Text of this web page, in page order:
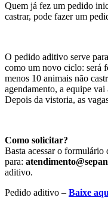
Quem já fez um pedido
castrar, pode fazer um
O pedido aditivo serve
como um novo ciclo: será
menos 10 animais não
agendamento, a equipe
Depois da vistoria, as
Como solicitar?
Basta acessar o
para:
aditivo.
Pedido aditivo – Baixe